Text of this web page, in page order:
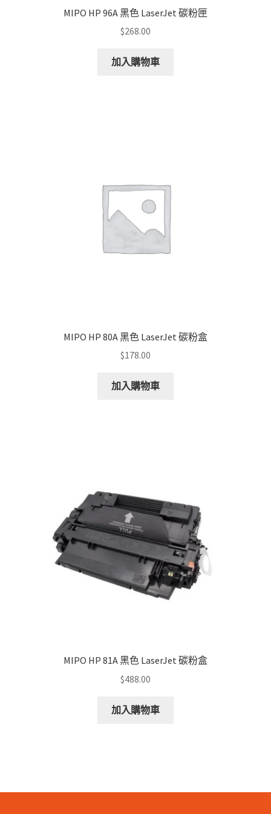
MIPO HP 96A 黑色 LaserJet 碳粉匣
$268.00
加入購物車
MIPO HP 80A 黑色 LaserJet 碳粉盒
$178.00
加入購物車
MIPO HP 81A 黑色 LaserJet 碳粉盒
$488.00
加入購物車